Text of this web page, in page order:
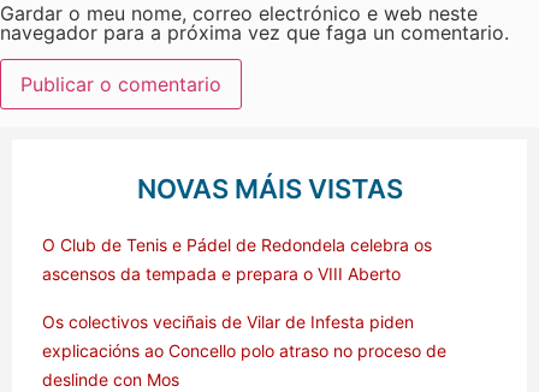
Gardar o meu nome, correo electrónico e web neste
navegador para a próxima vez que faga un comentario.
NOVAS MÁIS VISTAS
O Club de Tenis e Pádel de Redondela celebra os
ascensos da tempada e prepara o VIII Aberto
Os colectivos veciñais de Vilar de Infesta piden
explicacións ao Concello polo atraso no proceso de
deslinde con Mos